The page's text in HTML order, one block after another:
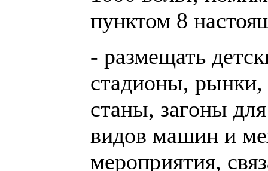
пунктом 8
- размещать
стадионы, рынки,
станы, загоны
видов машин и
мероприятия,